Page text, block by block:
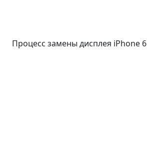
Процесс замены дисплея iPhone 6